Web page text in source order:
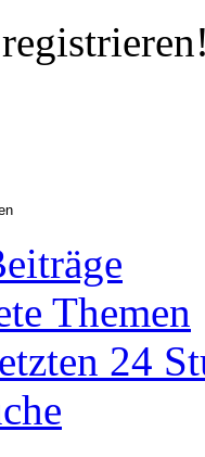
Themen
24